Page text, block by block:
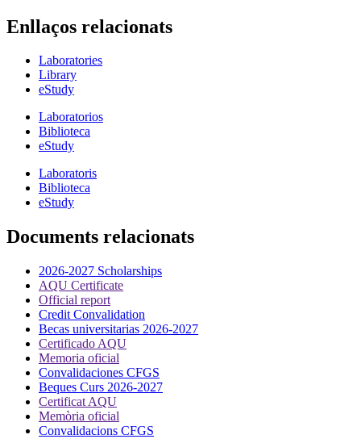
Enllaços relacionats
Laboratories
Library
eStudy
Laboratorios
Biblioteca
eStudy
Laboratoris
Biblioteca
eStudy
Documents relacionats
2026-2027 Scholarships
AQU Certificate
Official report
Credit Convalidation
Becas universitarias 2026-2027
Certificado AQU
Memoria oficial
Convalidaciones CFGS
Beques Curs 2026-2027
Certificat AQU
Memòria oficial
Convalidacions CFGS